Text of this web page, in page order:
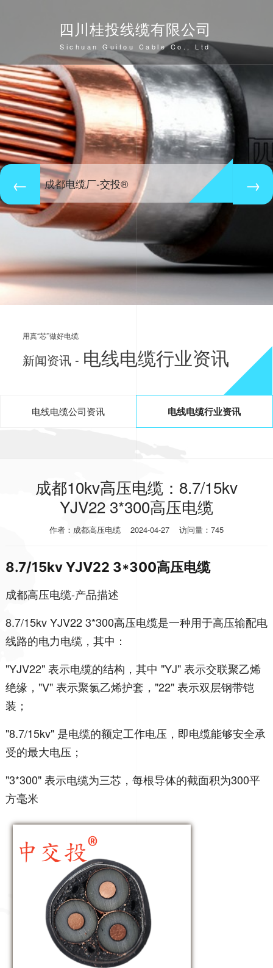
四川桂投线缆有限公司
Sichuan Guitou Cable Co., Ltd
成都电缆厂-交投®
用真“芯”做好电缆
新闻资讯 - 电线电缆行业资讯
电线电缆公司资讯 电线电缆行业资讯
成都10kv高压电缆：8.7/15kv
YJV22 3*300高压电缆
作者：成都高压电缆 2024-04-27 访问量：745
8.7/15kv YJV22 3*300高压电缆
成都高压电缆-产品描述
8.7/15kv YJV22 3*300高压电缆是一种用于高压输配电
线路的电力电缆，其中：
"YJV22"表示电缆的结构，其中 "YJ"表示交联聚乙烯
绝缘， "V"表示聚氯乙烯护套， "22"表示双层钢带铠
装；
"8.7/15kv" 是电缆的额定工作电压，即电缆能够安全承
受的最大电压；
"3*300"表示电缆为三芯，每根导体的截面积为300平
方毫米